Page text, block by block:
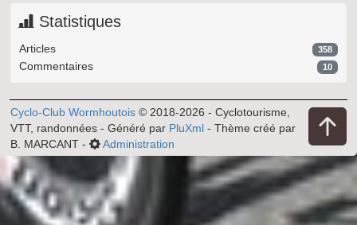
Statistiques
Articles 358
Commentaires 10
Cyclo-Club Wormhoutois © 2018-2026 - Cyclotourisme,
VTT, randonnées - Généré par PluXml - Thème créé par
B. MARCANT -
Administration